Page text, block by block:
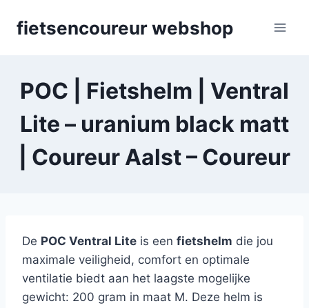
fietsencoureur webshop
POC | Fietshelm | Ventral
Lite – uranium black matt
| Coureur Aalst – Coureur
De POC Ventral Lite is een fietshelm die jou
maximale veiligheid, comfort en optimale
ventilatie biedt aan het laagste mogelijke
gewicht: 200 gram in maat M. Deze helm is